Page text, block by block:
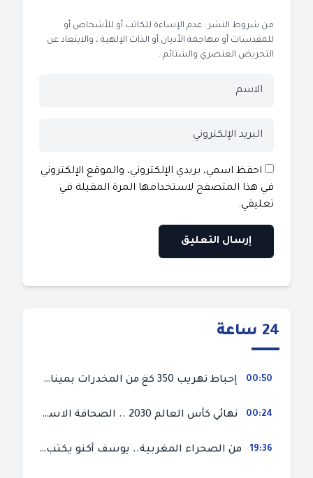
من شروط النشر : عدم الإساءة للكاتب أو للأشخاص أو
للمقدسات أو مهاجمة الأديان أو الذات الإلهية ، والابتعاد عن
التحريض العنصري والشتائم .
احفظ اسمي، بريدي الإلكتروني، والموقع الإلكتروني
في هذا المتصفح لاستخدامها المرة المقبلة في
تعليقي.
24 ساعة
00:50 إحباط تهريب 350 كغ من المخدرات بميناء طنجة المتوسط
00:24 نهائي كأس العالم 2030 .. الصحافة الاسبانية قلقة من حسم الملف لصالح المغرب و”تتهم رئيس الفيفا”
19:36 من الصحراء المغربية.. يوسف أكنو يكتب عن أزمة سبتة المحتلة ويؤكد ان الهجرة السرية ليست حلا وبناء الوطن هو الخيار الأفضل